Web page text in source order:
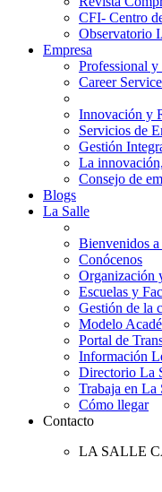
CFI- Centro
Observatorio
Empresa
Professional
Career
Innovación y
Servicios de
Gestión
La
Consejo de
Blogs
La Salle
Bienvenidos
Conócenos
Organización
Escuelas y
Gestión de la
Modelo
Portal de
Información
Directorio La
Trabaja en La
Cómo llegar
Contacto
LA SALLE